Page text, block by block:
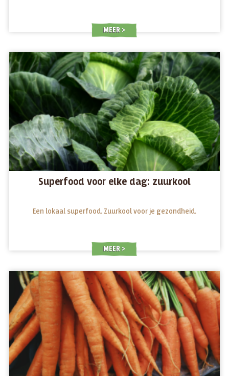
MEER
Superfood voor elke dag: zuurkool
Een lokaal superfood. Zuurkool voor je gezondheid.
MEER